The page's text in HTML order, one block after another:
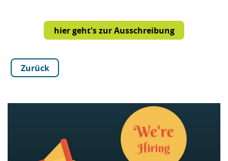
hier geht's zur Ausschreibung
Zurück